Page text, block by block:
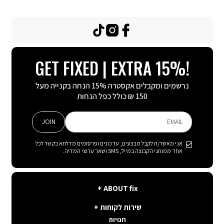
fix
ABOUT fix
קצת עלינו
תנאי שימוש באתר
לקוחות
שירות לקוחות
חנויות
GET FIXED | EXTRA 15%!
נרשמים ומקבלים אקסטרה 15% הנחה בקנייה מעל
150 ₪ כולל כפל הנחות
EMAIL
אני מאשר/ת לקבל מבצעים, עדכונים ופרסומים מדלתא בקשר לכל
אחד ממותגי הקבוצה במייל, SMS ושאר ערוצי המדיה.
JOIN